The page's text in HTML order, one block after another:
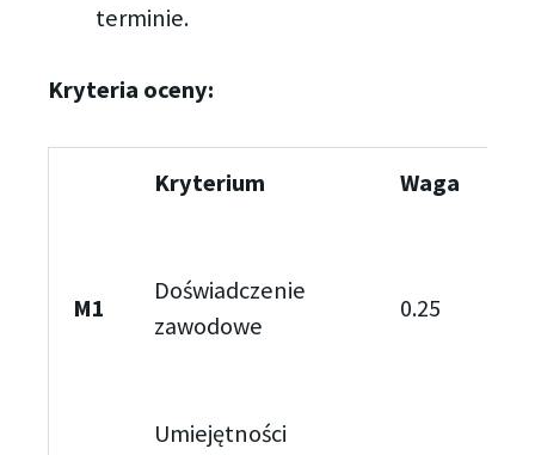
terminie.
Kryteria oceny:
Kryterium Waga
M1
Doświadczenie
zawodowe
0.25
Umiejętności